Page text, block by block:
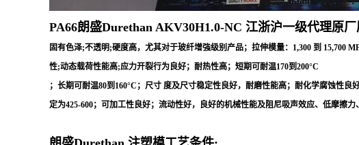
PA66朗盛Durethan AKV30H1.0-NC 江浙沪一级代理原
固有色泽;不透明;硬度高，尤其对于玻纤增強级别产品；拉伸模量：1,300 到 15,700
性;动态载荷性能高;应力开裂行为良好；耐热性高；短期可耐温170到200°C
；长期可耐温80到160°C；尺寸 度及尺寸稳定性良好，耐磨性能高；耐化学腐蚀性
定为425-600；可加工性良好；流动性好，良好的机械性能及阻尼吸声效应、低摩擦